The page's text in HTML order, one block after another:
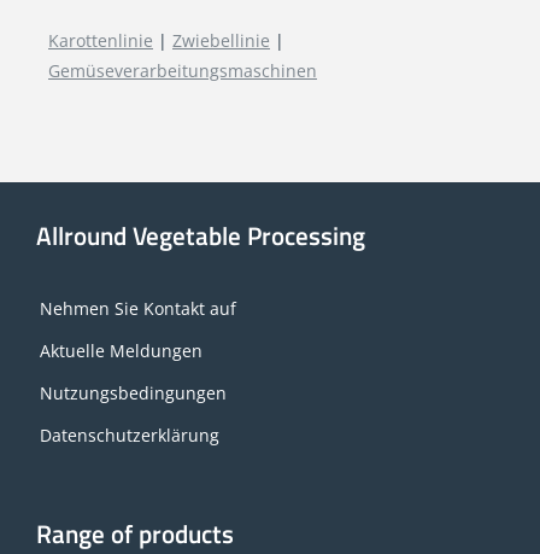
Karottenlinie | Zwiebellinie |
Gemüseverarbeitungsmaschinen
Allround Vegetable Processing
Nehmen Sie Kontakt auf
Aktuelle Meldungen
Nutzungsbedingungen
Datenschutzerklärung
Range of products